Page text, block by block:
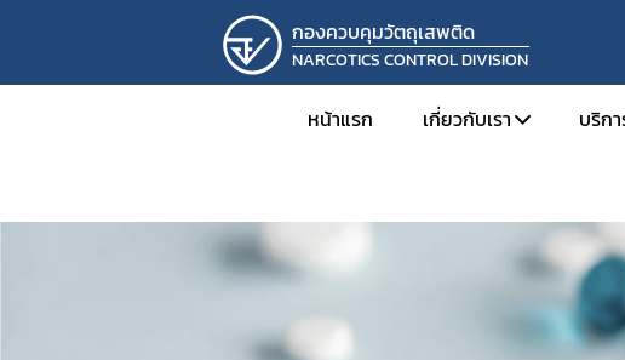
กองควบคุมวัตถุเสพติด
NARCOTICS CONTROL DIVISION
หน้าแรก เกี่ยวกับเรา
ทำเนียบผู้บริหาร
โครงสร้างและอัตรา
ภารกิจและหน้าที่
ผลการดำเนินงานข
บริก